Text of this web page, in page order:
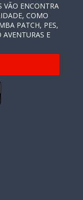
VÃO ENCONTRA
COMO
PATCH, PES,
AVENTURAS E